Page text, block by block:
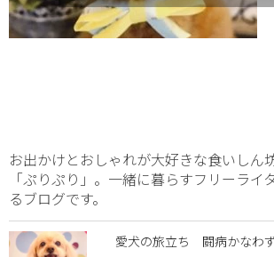
お出かけとおしゃれが大好きな食いしん
「ぷりぷり」。一緒に暮らすフリーライ
るブログです。
愛犬の旅立ち 闘病かなわ